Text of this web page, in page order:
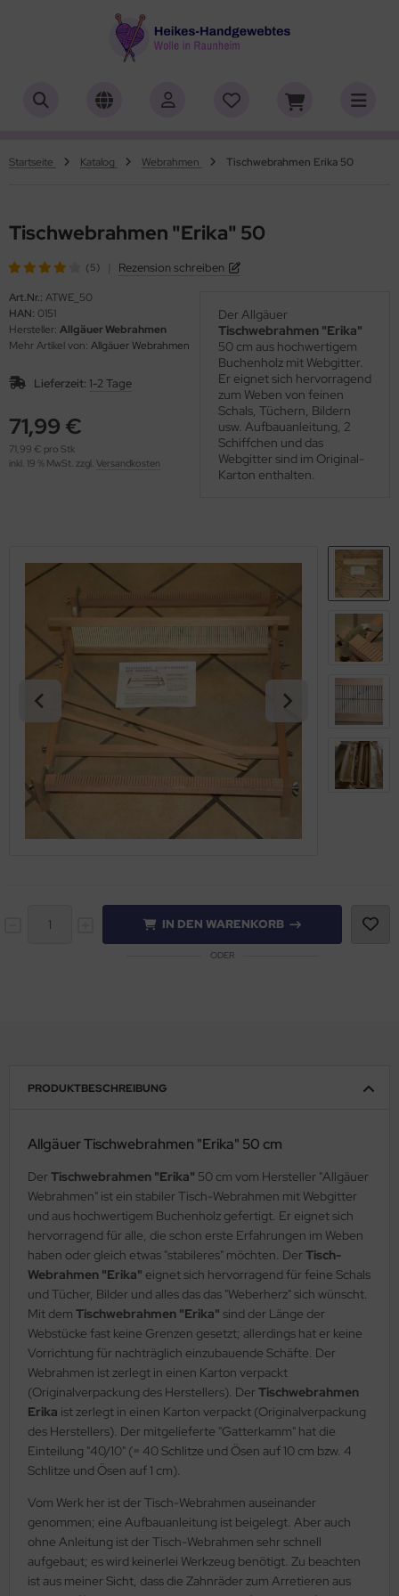
Startseite Katalog Webrahmen Tischwebrahmen Erika 50
Tischwebrahmen "Erika" 50
(5) Rezension schreiben
Art.Nr.: ATWE_50
HAN: 0151
Hersteller: Allgäuer Webrahmen
Mehr Artikel von: Allgäuer Webrahmen
Lieferzeit: 1-2 Tage
71,99 €
71,99 € pro Stk
inkl. 19 % MwSt. zzgl. Versandkosten
Der Allgäuer
Tischwebrahmen "Erika"
50 cm aus hochwertigem
Buchenholz mit Webgitter.
Er eignet sich hervorragend
zum Weben von feinen
Schals, Tüchern, Bildern
usw. Aufbauanleitung, 2
Schiffchen und das
Webgitter sind im Original-
Karton enthalten.
IN DEN WARENKORB
ODER
PRODUKTBESCHREIBUNG
Allgäuer Tischwebrahmen "Erika" 50 cm
Der Tischwebrahmen "Erika" 50 cm vom Hersteller "Allgäuer
Webrahmen" ist ein stabiler Tisch-Webrahmen mit Webgitter
und aus hochwertigem Buchenholz gefertigt. Er eignet sich
hervorragend für alle, die schon erste Erfahrungen im Weben
haben oder gleich etwas "stabileres" möchten. Der Tisch-
Webrahmen "Erika" eignet sich hervorragend für feine Schals
und Tücher, Bilder und alles das das "Weberherz" sich wünscht.
Mit dem Tischwebrahmen "Erika" sind der Länge der
Webstücke fast keine Grenzen gesetzt; allerdings hat er keine
Vorrichtung für nachträglich einzubauende Schäfte. Der
Webrahmen ist zerlegt in einen Karton verpackt
(Originalverpackung des Herstellers). Der Tischwebrahmen
Erika ist zerlegt in einen Karton verpackt (Originalverpackung
des Herstellers). Der mitgelieferte "Gatterkamm" hat die
Einteilung "40/10" (= 40 Schlitze und Ösen auf 10 cm bzw. 4
Schlitze und Ösen auf 1 cm).
Vom Werk her ist der Tisch-Webrahmen auseinander
genommen; eine Aufbauanleitung ist beigelegt. Aber auch
ohne Anleitung ist der Tisch-Webrahmen sehr schnell
aufgebaut; es wird keinerlei Werkzeug benötigt. Zu beachten
ist aus meiner Sicht, dass die Zahnräder zum Arretieren aus
ALLES ANZEIGEN AUS HERSTELLER (4756)
Yarns (1770)
(3)
Lana (14)
ALLES ANZEIGEN AUS WOLLE (18907)
(4119)
(5010)
zum Färben
ALLES ANZEIGEN AUS ZUBEHÖR
(97)
ALLES ANZEIGEN AUS SONDERPOSTEN (7)